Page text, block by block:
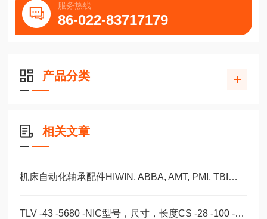
服务热线
86-022-83717179
产品分类
相关文章
机床自动化轴承配件HIWIN, ABBA, AMT, PMI, TBI滑块导轨丝杠
TLV -43 -5680 -NIC型号，尺寸，长度CS -28 -100 -2RS -B -NIC 。